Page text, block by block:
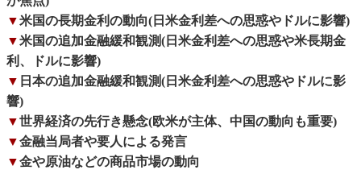
▼米国の長期金利の動向(日米金利差への思惑やドルに影響)
▼米国の追加金融緩和観測(日米金利差への思惑や米長期金
利、ドルに影響)
▼ 日本の追加金融緩和観測(日米金利差への思惑やドルに影
響)
▼世界経済の先行き懸念(欧米が主体、中国の動向も重要)
▼金融当局者や要人による発言
▼金や原油などの商品市場の動向